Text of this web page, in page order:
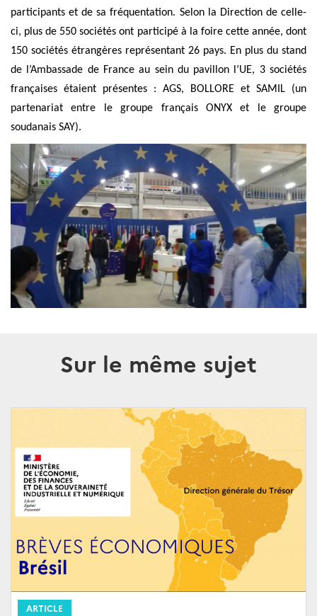
participants et de sa fréquentation. Selon la Direction de celle-
ci, plus de 550 sociétés ont participé à la foire cette année, dont
150 sociétés étrangères représentant 26 pays. En plus du stand
de l’Ambassade de France au sein du pavillon l’UE, 3 sociétés
françaises étaient présentes : AGS, BOLLORE et SAMIL (un
partenariat entre le groupe français ONYX et le groupe
soudanais SAY).
Sur le même sujet
ARTICLE